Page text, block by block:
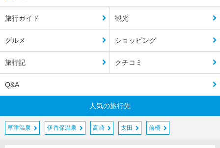
旅行ガイド 観光
グルメ ショッピング
旅行記 クチコミ
Q&A
人気の旅行先
草津温泉 伊香保温泉 高崎 太田 前橋